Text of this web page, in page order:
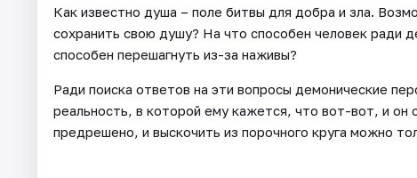
Как известно душа – поле битвы для добра и зла.
сохранить свою душу? На что способен человек ради
способен перешагнуть из-за наживы?
Ради поиска ответов на эти вопросы демонические
реальность, в которой ему кажется, что вот-вот, и он
предрешено, и выскочить из порочного круга можно